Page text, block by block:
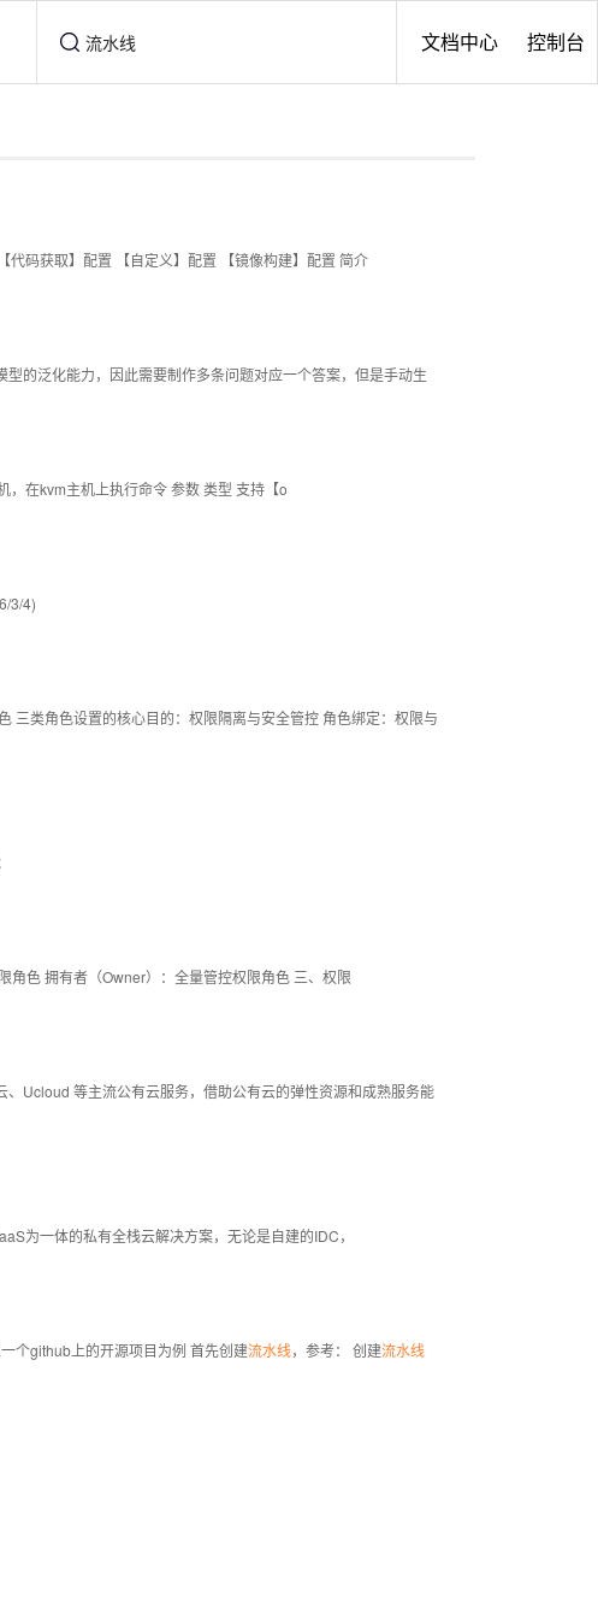
文档中心 控制台
代码获取】配置 【自定义】配置 【镜像构建】配置 简介
的泛化能力，因此需要制作多条问题对应一个答案，但是手动生
，在kvm主机上执行命令 参数 类型 支持【o
3/4)
三类角色设置的核心目的：权限隔离与安全管控 角色绑定：权限与
角色 拥有者（Owner）：全量管控权限角色 三、权限
Ucloud 等主流公有云服务，借助公有云的弹性资源和成熟服务能
为一体的私有全栈云解决方案，无论是自建的IDC，
个github上的开源项目为例 首先创建流水线，参考： 创建流水线